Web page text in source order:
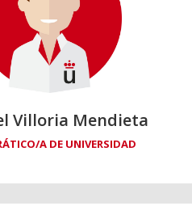
Villoria Mendieta
A DE UNIVERSIDAD